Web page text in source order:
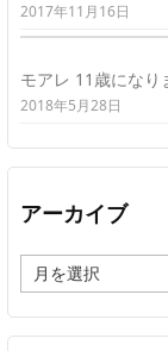
2017年11月16日
モアレ 11歳になり
2018年5月28日
アーカイブ
ー
カ
イ